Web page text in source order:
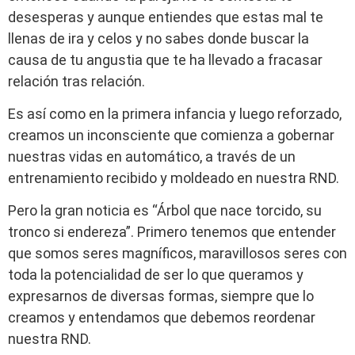
desesperas y aunque entiendes que estas mal te
llenas de ira y celos y no sabes donde buscar la
causa de tu angustia que te ha llevado a fracasar
relación tras relación.
Es así como en la primera infancia y luego reforzado,
creamos un inconsciente que comienza a gobernar
nuestras vidas en automático, a través de un
entrenamiento recibido y moldeado en nuestra RND.
Pero la gran noticia es “Árbol que nace torcido, su
tronco si endereza”. Primero tenemos que entender
que somos seres magníficos, maravillosos seres con
toda la potencialidad de ser lo que queramos y
expresarnos de diversas formas, siempre que lo
creamos y entendamos que debemos reordenar
nuestra RND.